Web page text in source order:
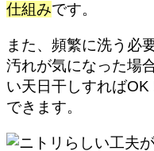
仕組みです。
また、頻繁に洗う必
汚れが気になった場
い天日干しすればOK
できます。